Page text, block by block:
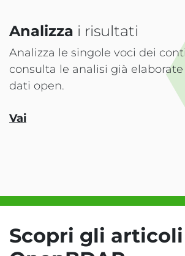
Analizza i risultati
Analizza le singole voci dei
consulta le analisi già elaborate
dati open.
Vai
Scopri gli